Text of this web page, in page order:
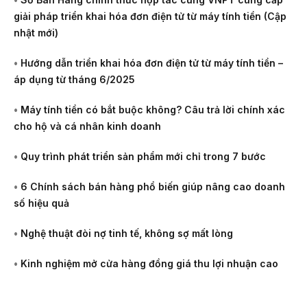
giải pháp triển khai hóa đơn điện tử từ máy tính tiền (Cập
nhật mới)
• Hướng dẫn triển khai hóa đơn điện tử từ máy tính tiền –
áp dụng từ tháng 6/2025
• Máy tính tiền có bắt buộc không? Câu trả lời chính xác
cho hộ và cá nhân kinh doanh
• Quy trình phát triển sản phẩm mới chỉ trong 7 bước
• 6 Chính sách bán hàng phổ biến giúp nâng cao doanh
số hiệu quả
• Nghệ thuật đòi nợ tinh tế, không sợ mất lòng
• Kinh nghiệm mở cửa hàng đồng giá thu lợi nhuận cao